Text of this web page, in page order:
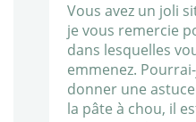
Vous avez un joli
je vous remercie
dans lesquelles
emmenez.
donner une
la pâte à chou, il